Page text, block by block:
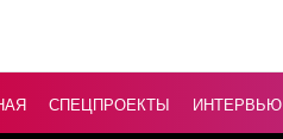
СПЕЦПРОЕКТЫ ИНТЕРВЬЮ